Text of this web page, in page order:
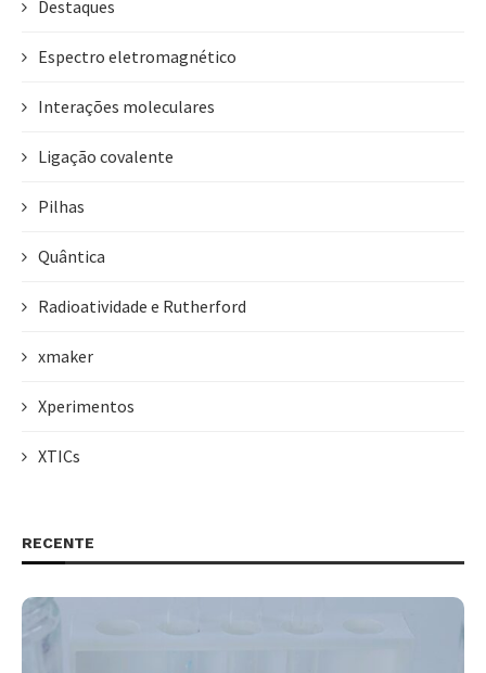
Destaques
Espectro eletromagnético
Interações moleculares
Ligação covalente
Pilhas
Quântica
Radioatividade e Rutherford
xmaker
Xperimentos
XTICs
RECENTE